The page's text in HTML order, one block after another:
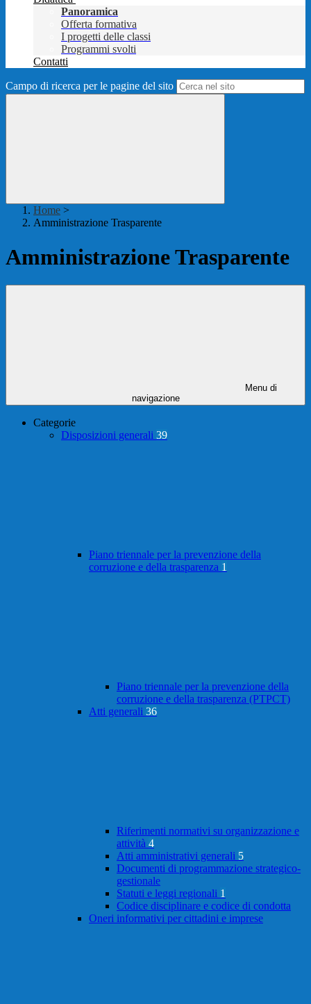
Panoramica
Offerta formativa
I progetti delle classi
Programmi svolti
Contatti
Campo di ricerca per le pagine del sito
Home >
Amministrazione Trasparente
Amministrazione Trasparente
Menu di
navigazione
Categorie
Disposizioni generali 39
Piano triennale per la prevenzione della
corruzione e della trasparenza 1
Piano triennale per la prevenzione della
corruzione e della trasparenza (PTPCT)
Atti generali 36
Riferimenti normativi su organizzazione e
attività 4
Atti amministrativi generali 5
Documenti di programmazione strategico-
gestionale
Statuti e leggi regionali 1
Codice disciplinare e codice di condotta
Oneri informativi per cittadini e imprese